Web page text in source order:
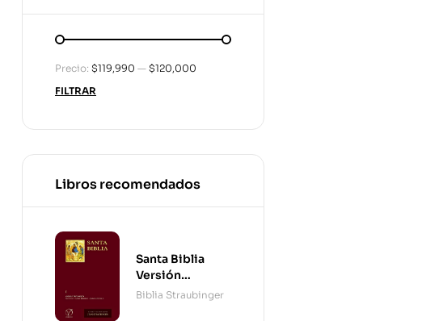
FILTRAR
Precio: $119,990 — $120,000
Libros recomendados
Santa Biblia
Versión
Straubinger - 2
Biblia Straubinger